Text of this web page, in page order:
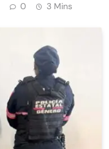
0 3 Mins